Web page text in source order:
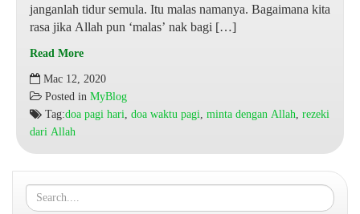
janganlah tidur semula. Itu malas namanya. Bagaimana kita
rasa jika Allah pun ‘malas’ nak bagi […]
Read More
Pagi
Hari
Mohon
Diberi
Ilmu,
Rezeki
Dan
Amal
Mac 12, 2020
Posted in MyBlog
Tag:doa pagi hari, doa waktu pagi, minta dengan Allah, rezeki
dari Allah